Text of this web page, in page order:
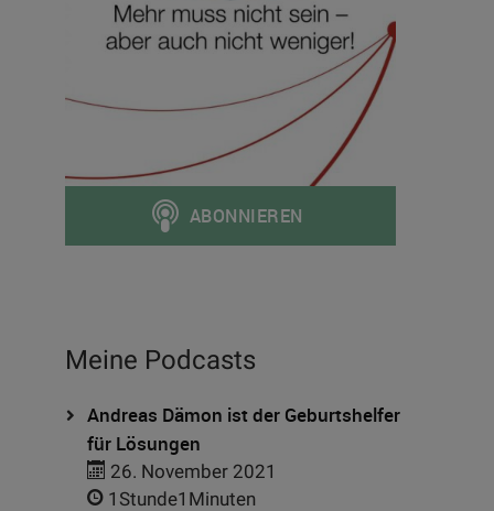
Meine Podcasts
Andreas Dämon ist der Geburtshelfer
für Lösungen
26. November 2021
1Stunde1Minuten